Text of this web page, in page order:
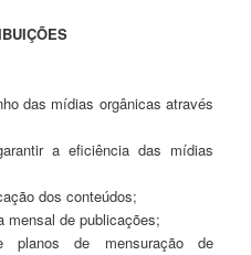
das mídias orgânicas através
a eficiência das mídias
dos conteúdos;
mensal de publicações;
de mensuração de